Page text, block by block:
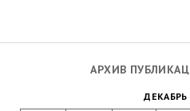
АРХИВ
ДЕКАБРЬ